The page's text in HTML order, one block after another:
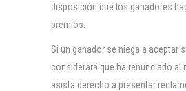
disposición que los ganadores
premios.
Si un ganador se niega a aceptar
considerará que ha renunciado al
asista derecho a presentar